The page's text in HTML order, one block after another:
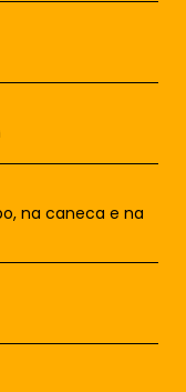
na caneca e na